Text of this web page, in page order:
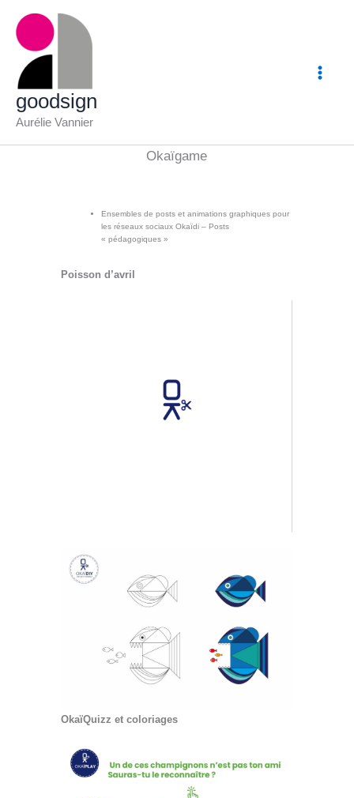
contenu
goodsign
Aurélie Vannier
Okaïgame
Ensembles de posts et animations graphiques pour
les réseaux sociaux Okaïdi – Posts
« pédagogiques »
Poisson d’avril
OkaïQuizz et coloriages